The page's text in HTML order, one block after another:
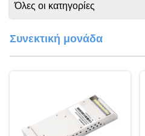
Όλες οι κατηγορίες
Συνεκτική μονάδα